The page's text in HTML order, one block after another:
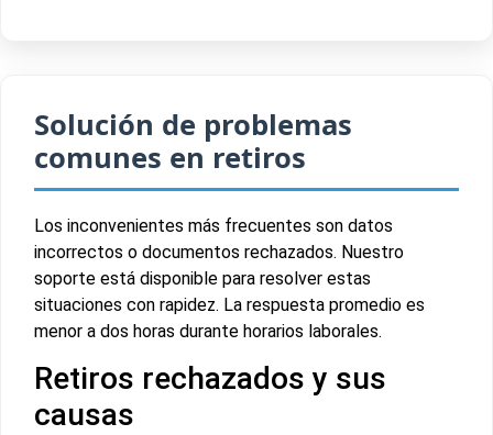
Solución de problemas
comunes en retiros
Los inconvenientes más frecuentes son datos
incorrectos o documentos rechazados. Nuestro
soporte está disponible para resolver estas
situaciones con rapidez. La respuesta promedio es
menor a dos horas durante horarios laborales.
Retiros rechazados y sus
causas